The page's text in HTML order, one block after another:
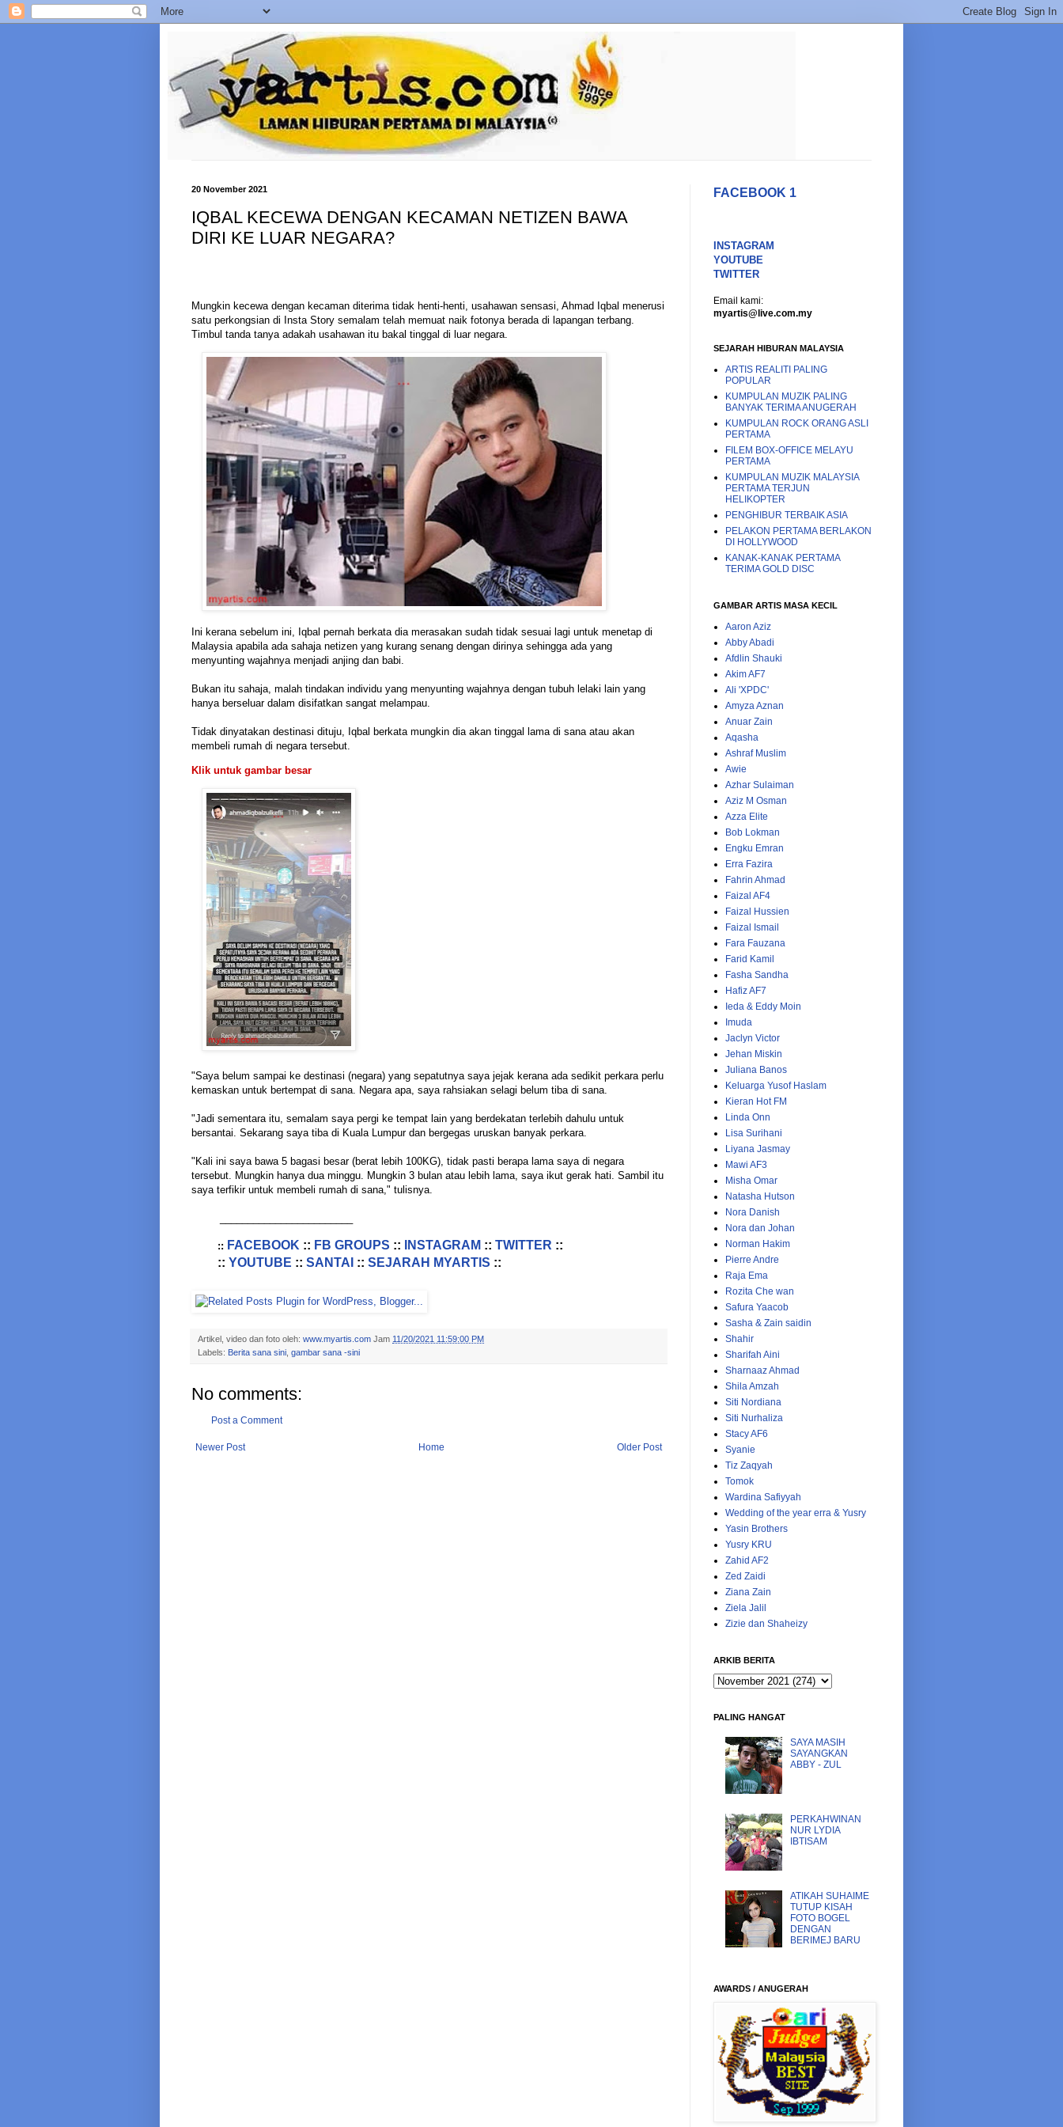
20 November 2021
IQBAL KECEWA DENGAN KECAMAN NETIZEN BAWA
DIRI KE LUAR NEGARA?
Mungkin kecewa dengan kecaman diterima tidak henti-henti, usahawan sensasi, Ahmad Iqbal menerusi
satu perkongsian di Insta Story semalam telah memuat naik fotonya berada di lapangan terbang.
Timbul tanda tanya adakah usahawan itu bakal tinggal di luar negara.
Ini kerana sebelum ini, Iqbal pernah berkata dia merasakan sudah tidak sesuai lagi untuk menetap di
Malaysia apabila ada sahaja netizen yang kurang senang dengan dirinya sehingga ada yang
menyunting wajahnya menjadi anjing dan babi.
Bukan itu sahaja, malah tindakan individu yang menyunting wajahnya dengan tubuh lelaki lain yang
hanya berseluar dalam disifatkan sangat melampau.
Tidak dinyatakan destinasi dituju, Iqbal berkata mungkin dia akan tinggal lama di sana atau akan
membeli rumah di negara tersebut.
Klik untuk gambar besar
"Saya belum sampai ke destinasi (negara) yang sepatutnya saya jejak kerana ada sedikit perkara perlu
kemaskan untuk bertempat di sana. Negara apa, saya rahsiakan selagi belum tiba di sana.
"Jadi sementara itu, semalam saya pergi ke tempat lain yang berdekatan terlebih dahulu untuk
bersantai. Sekarang saya tiba di Kuala Lumpur dan bergegas uruskan banyak perkara.
"Kali ini saya bawa 5 bagasi besar (berat lebih 100KG), tidak pasti berapa lama saya di negara
tersebut. Mungkin hanya dua minggu. Mungkin 3 bulan atau lebih lama, saya ikut gerak hati. Sambil itu
saya terfikir untuk membeli rumah di sana," tulisnya.
:: FACEBOOK :: FB GROUPS :: INSTAGRAM :: TWITTER ::
:: YOUTUBE :: SANTAI :: SEJARAH MYARTIS ::
Artikel, video dan foto oleh: www.myartis.com Jam 11/20/2021 11:59:00 PM
Labels: Berita sana sini gambar sana -sini
No comments:
Post a Comment
Newer Post Older Post
Home
FACEBOOK 1
INSTAGRAM
YOUTUBE
TWITTER
Email kami:
myartis@live.com.my
SEJARAH HIBURAN MALAYSIA
ARTIS REALITI PALING
POPULAR
KUMPULAN MUZIK PALING
BANYAK TERIMA ANUGERAH
KUMPULAN ROCK ORANG ASLI
PERTAMA
FILEM BOX-OFFICE MELAYU
PERTAMA
KUMPULAN MUZIK MALAYSIA
PERTAMA TERJUN
HELIKOPTER
PENGHIBUR TERBAIK ASIA
PELAKON PERTAMA BERLAKON
DI HOLLYWOOD
KANAK-KANAK PERTAMA
TERIMA GOLD DISC
GAMBAR ARTIS MASA KECIL
Aaron Aziz
Abby Abadi
Afdlin Shauki
Akim AF7
Ali 'XPDC'
Amyza Aznan
Anuar Zain
Aqasha
Ashraf Muslim
Awie
Azhar Sulaiman
Aziz M Osman
Azza Elite
Bob Lokman
Engku Emran
Erra Fazira
Fahrin Ahmad
Faizal AF4
Faizal Hussien
Faizal Ismail
Fara Fauzana
Farid Kamil
Fasha Sandha
Hafiz AF7
Ieda & Eddy Moin
Imuda
Jaclyn Victor
Jehan Miskin
Juliana Banos
Keluarga Yusof Haslam
Kieran Hot FM
Linda Onn
Lisa Surihani
Liyana Jasmay
Mawi AF3
Misha Omar
Natasha Hutson
Nora Danish
Nora dan Johan
Norman Hakim
Pierre Andre
Raja Ema
Rozita Che wan
Safura Yaacob
Sasha & Zain saidin
Shahir
Sharifah Aini
Sharnaaz Ahmad
Shila Amzah
Siti Nordiana
Siti Nurhaliza
Stacy AF6
Syanie
Tiz Zaqyah
Tomok
Wardina Safiyyah
Wedding of the year erra & Yusry
Yasin Brothers
Yusry KRU
Zahid AF2
Zed Zaidi
Ziana Zain
Ziela Jalil
Zizie dan Shaheizy
ARKIB BERITA
PALING HANGAT
SAYA MASIH
SAYANGKAN
ABBY - ZUL
PERKAHWINAN
NUR LYDIA
IBTISAM
ATIKAH SUHAIME
TUTUP KISAH
FOTO BOGEL
DENGAN
BERIMEJ BARU
AWARDS / ANUGERAH